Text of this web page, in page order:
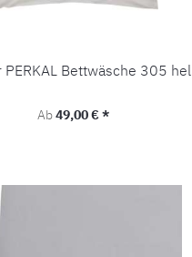
PERKAL Bettwäsche 305
Regulärer Preis:
Ab49,00 € *